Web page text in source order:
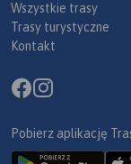
Wszystkie trasy
Trasy turystyczne
Kontakt
Pobierz aplikację